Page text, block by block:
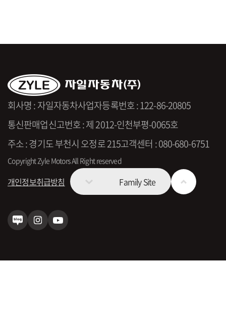
회사명 : 자일자동차사업자등록번호 : 122-86-20805
통신판매업신고번호 : 제 2012-인천부평-0065호
주소 : 경기도 부천시 오정로 215고객센터 : 080-680-6751
Copyright Zyle Motors All Right reserved
개인정보취급방침 Family Site